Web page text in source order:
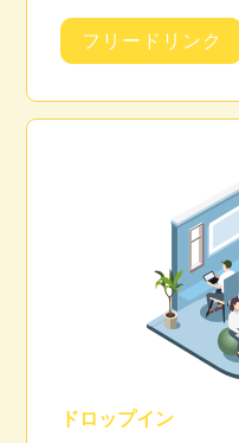
フリードリンク
ドロップイン